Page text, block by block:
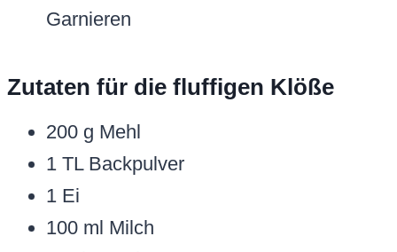
Garnieren
Zutaten für die fluffigen Klöße
200 g Mehl
1 TL Backpulver
1 Ei
100 ml Milch